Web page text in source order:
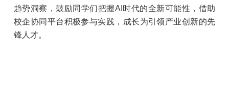
趋势洞察，鼓励同学们把握AI时代的全新可能性，借助
校企协同平台积极参与实践，成长为引领产业创新的先
锋人才。